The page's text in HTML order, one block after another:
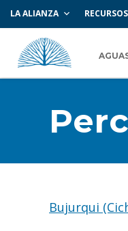
LA ALIANZA RECURSOS
Bujurqui